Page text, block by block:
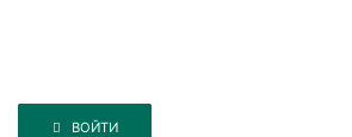
ВОЙТИ